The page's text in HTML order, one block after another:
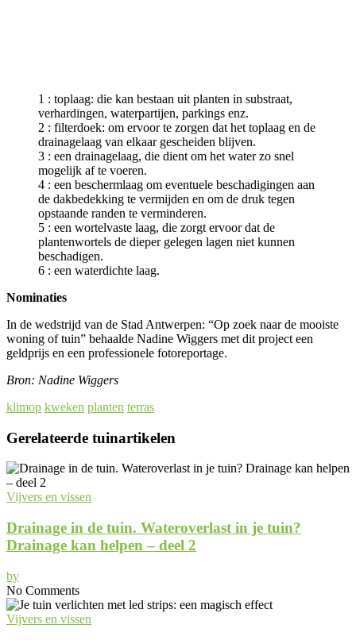
1 : toplaag: die kan bestaan uit planten in substraat,
verhardingen, waterpartijen, parkings enz.
2 : filterdoek: om ervoor te zorgen dat het toplaag en de
drainagelaag van elkaar gescheiden blijven.
3 : een drainagelaag, die dient om het water zo snel
mogelijk af te voeren.
4 : een beschermlaag om eventuele beschadigingen aan
de dakbedekking te vermijden en om de druk tegen
opstaande randen te verminderen.
5 : een wortelvaste laag, die zorgt ervoor dat de
plantenwortels de dieper gelegen lagen niet kunnen
beschadigen.
6 : een waterdichte laag.
Nominaties
In de wedstrijd van de Stad Antwerpen: “Op zoek naar de mooiste
woning of tuin” behaalde Nadine Wiggers met dit project een
geldprijs en een professionele fotoreportage.
Bron: Nadine Wiggers
klimop kweken planten terras
Gerelateerde tuinartikelen
Vijvers en vissen
Drainage in de tuin. Wateroverlast in je tuin?
Drainage kan helpen – deel 2
by
No Comments
Vijvers en vissen